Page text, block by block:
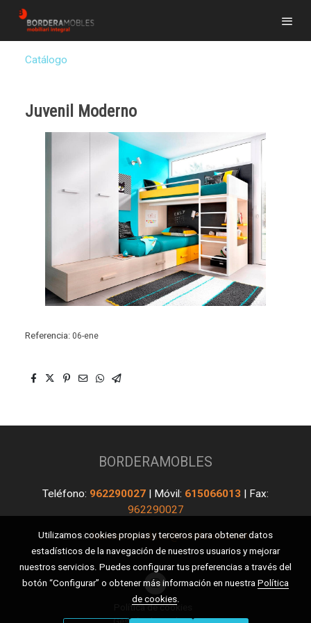
Catálogo
Juvenil Moderno
Referencia: 06-ene
BORDERAMOBLES
Teléfono: 962290027 | Móvil: 615066013 | Fax:
962290027
Email:borderamobles@telefonica.net
Política de cookies
Gestión de cookies
Utilizamos cookies propias y terceros para obtener datos
estadísticos de la navegación de nuestros usuarios y mejorar
nuestros servicios. Puedes configurar tus preferencias a través del
botón “Configurar” o obtener más información en nuestra Política
de cookies.